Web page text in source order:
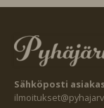
Sähköposti